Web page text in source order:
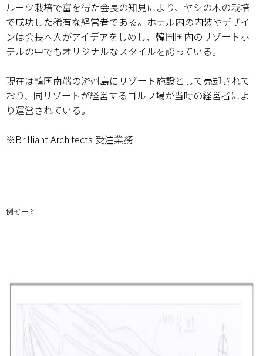
ルーツ栽培で富を得た会長の知見により、ヤシの木の栽培
で成功した稀有な経営者である。ホテル内の内装やデザイ
ンは会長本人がアイデアをしめし、韓国国内のリゾートホ
テルの中でもオリジナルなスタイルを誇っている。
現在は韓国南端の済州島にリゾート施設として売却されて
おり、同リゾートが経営するゴルフ場が当時の経営者によ
り運営されている。
※Brilliant Architects 受注業務
例ぞーと